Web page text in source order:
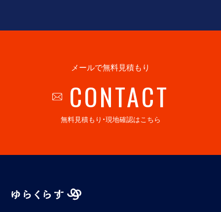
メールで無料見積もり
CONTACT
無料見積もり・現地確認はこちら